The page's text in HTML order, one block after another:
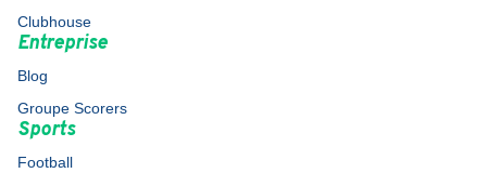
Clubhouse
Entreprise
Blog
Groupe Scorers
Sports
Football